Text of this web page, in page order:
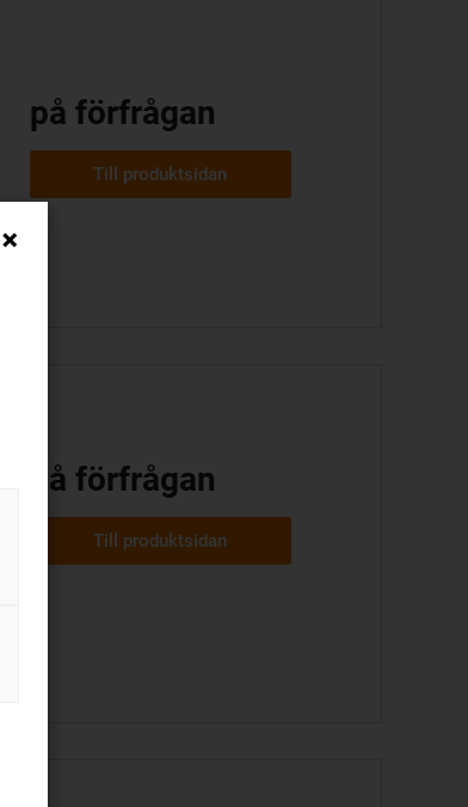
på förfrågan
Till produktsidan
på förfrågan
Till produktsidan